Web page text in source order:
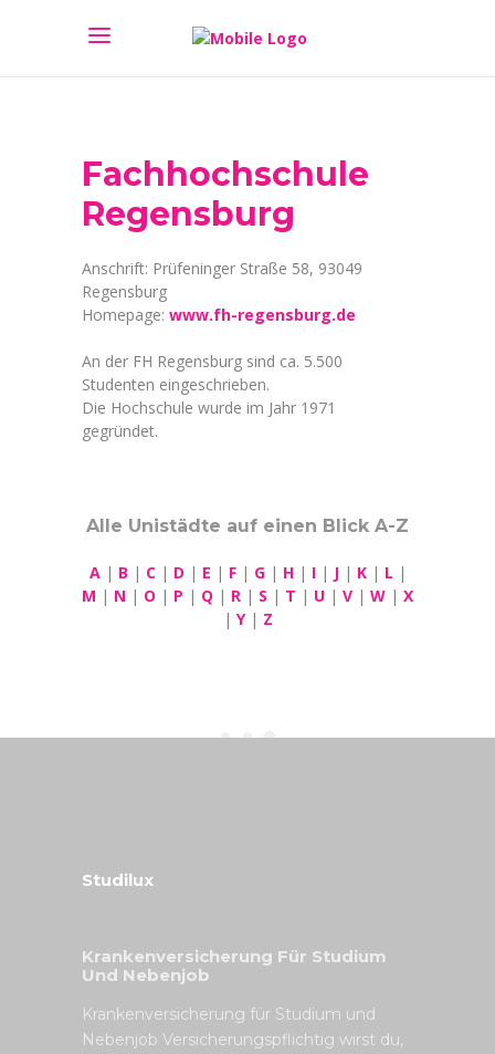
Fachhochschule
Regensburg
Anschrift: Prüfeninger Straße 58, 93049
Regensburg
Homepage: www.fh-regensburg.de
An der FH Regensburg sind ca. 5.500
Studenten eingeschrieben.
Die Hochschule wurde im Jahr 1971
gegründet.
Alle Unistädte auf einen Blick A-Z
A| B | C| D | E | F| G| H| I| J| K| L |
M | N | O | P | Q | R | S | T | U | V | W | X
| Y| Z
Studilux
Krankenversicherung Für Studium
Und Nebenjob
Krankenversicherung für Studium und
Nebenjob Versicherungspflichtig wirst du,